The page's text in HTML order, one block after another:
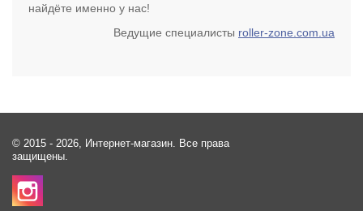
найдёте именно у нас!
Ведущие специалисты roller-zone.com.ua
© 2015 - 2026, Интернет-магазин. Все права
защищены.